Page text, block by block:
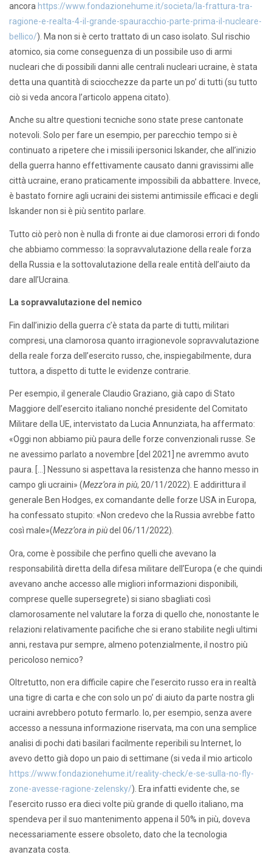
ancora https://www.fondazionehume.it/societa/la-frattura-tra-
ragione-e-realta-4-il-grande-spauracchio-parte-prima-il-nucleare-
bellico/). Ma non si è certo trattato di un caso isolato. Sul rischio
atomico, sia come conseguenza di un possibile uso di armi
nucleari che di possibili danni alle centrali nucleari ucraine, è stata
detta una quantità di sciocchezze da parte un po’ di tutti (su tutto
ciò si veda ancora l’articolo appena citato).
Anche su altre questioni tecniche sono state prese cantonate
notevoli. Solo per fare un esempio, per parecchio tempo si è
continuato a ripetere che i missili ipersonici Iskander, che all’inizio
della guerra hanno effettivamente causato danni gravissimi alle
città ucraine, erano praticamente impossibili da abbattere. Invece,
è bastato fornire agli ucraini dei sistemi antimissile efficaci e degli
Iskander non si è più sentito parlare.
Tutto ciò però non è nulla di fronte ai due clamorosi errori di fondo
che abbiamo commesso: la sopravvalutazione della reale forza
della Russia e la sottovalutazione della reale entità dell’aiuto da
dare all’Ucraina.
La sopravvalutazione del nemico
Fin dall’inizio della guerra c’è stata da parte di tutti, militari
compresi, una clamorosa quanto irragionevole sopravvalutazione
della reale forza dell’esercito russo, che, inspiegabilmente, dura
tuttora, a dispetto di tutte le evidenze contrarie.
Per esempio, il generale Claudio Graziano, già capo di Stato
Maggiore dell’esercito italiano nonché presidente del Comitato
Militare della UE, intervistato da Lucia Annunziata, ha affermato:
«Oggi non abbiamo più paura delle forze convenzionali russe. Se
ne avessimo parlato a novembre [del 2021] ne avremmo avuto
paura. […] Nessuno si aspettava la resistenza che hanno messo in
campo gli ucraini» (Mezz’ora in più, 20/11/2022). E addirittura il
generale Ben Hodges, ex comandante delle forze USA in Europa,
ha confessato stupito: «Non credevo che la Russia avrebbe fatto
così male»(Mezz’ora in piùdel 06/11/2022).
Ora, come è possibile che perfino quelli che avevano la
responsabilità diretta della difesa militare dell’Europa (e che quindi
avevano anche accesso alle migliori informazioni disponibili,
comprese quelle supersegrete) si siano sbagliati così
clamorosamente nel valutare la forza di quello che, nonostante le
relazioni relativamente pacifiche che si erano stabilite negli ultimi
anni, restava pur sempre, almeno potenzialmente, il nostro più
pericoloso nemico?
Oltretutto, non era difficile capire che l’esercito russo era in realtà
una tigre di carta e che con solo un po’ di aiuto da parte nostra gli
ucraini avrebbero potuto fermarlo. Io, per esempio, senza avere
accesso a nessuna informazione riservata, ma con una semplice
analisi di pochi dati basilari facilmente reperibili su Internet, lo
avevo detto già dopo un paio di settimane (si veda il mio articolo
https://www.fondazionehume.it/reality-check/e-se-sulla-no-fly-
zone-avesse-ragione-zelensky/). Era infatti evidente che, se
l’esercito russo era dieci volte più grande di quello italiano, ma
spendeva per il suo mantenimento appena il 50% in più, doveva
necessariamente essere obsoleto, dato che la tecnologia
avanzata costa.